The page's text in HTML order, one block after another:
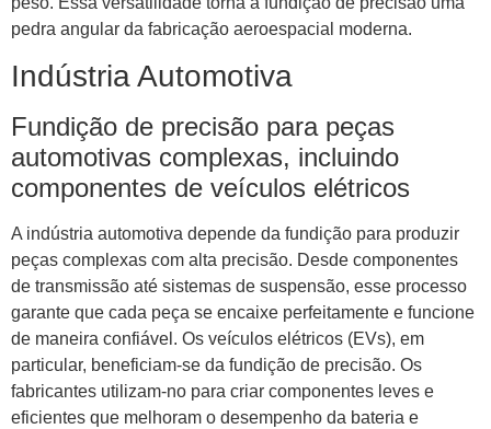
pedra angular da fabricação aeroespacial moderna.
Indústria Automotiva
Fundição de precisão para peças
automotivas complexas, incluindo
componentes de veículos elétricos
A indústria automotiva depende da fundição para produzir
peças complexas com alta precisão. Desde componentes
de transmissão até sistemas de suspensão, esse processo
garante que cada peça se encaixe perfeitamente e funcione
de maneira confiável. Os veículos elétricos (EVs), em
particular, beneficiam-se da fundição de precisão. Os
fabricantes utilizam-no para criar componentes leves e
eficientes que melhoram o desempenho da bateria e